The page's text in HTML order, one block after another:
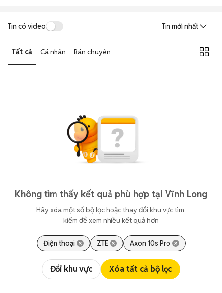
Tin có video Tin mới nhất
Tất cả Cá nhân Bán chuyên
Không tìm thấy kết quả phù hợp tại Vĩnh Long
Hãy xóa một số bộ lọc hoặc thay đổi khu vực tìm
kiếm để xem nhiều kết quả hơn
Điện thoại ZTE Axon 10s Pro
Đổi khu vực Xóa tất cả bộ lọc